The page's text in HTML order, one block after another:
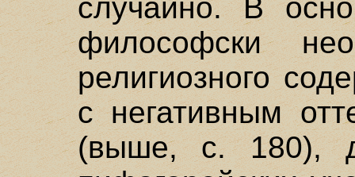
случайно. В
философски
религиозного
с негативным
(выше, с. 180),